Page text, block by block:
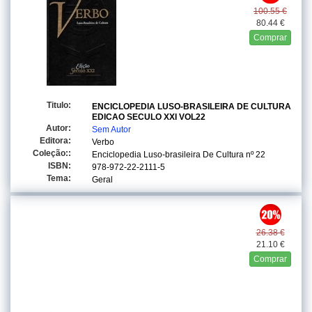
100.55 €
80.44 €
Comprar
Titulo:
ENCICLOPEDIA LUSO-BRASILEIRA DE CULTURA
EDICAO SECULO XXI VOL22
Autor:
Sem Autor
Editora:
Verbo
Coleção::
Enciclopedia Luso-brasileira De Cultura nº 22
ISBN:
978-972-22-2111-5
Tema:
Geral
26.38 €
21.10 €
Comprar